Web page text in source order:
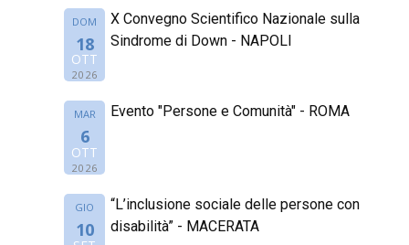
DOM
18
OTT
2026
X Convegno Scientifico Nazionale sulla
Sindrome di Down - NAPOLI
MAR
6
OTT
2026
Evento "Persone e Comunità" - ROMA
GIO
10
“L’inclusione sociale delle persone con
disabilità” - MACERATA